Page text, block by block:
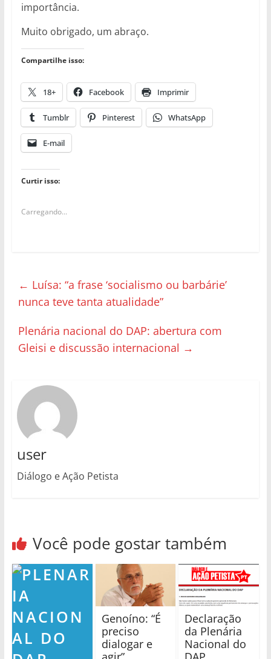
importância.
Muito obrigado, um abraço.
Compartilhe isso:
18+ Facebook Imprimir
Tumblr Pinterest WhatsApp
E-mail
Curtir isso:
Carregando...
← Luísa: “a frase ‘socialismo ou barbárie’
nunca teve tanta atualidade”
Plenária nacional do DAP: abertura com
Gleisi e discussão internacional →
user
Diálogo e Ação Petista
Você pode gostar também
Genoíno: “É
preciso
dialogar e
Declaração
da Plenária
Nacional do